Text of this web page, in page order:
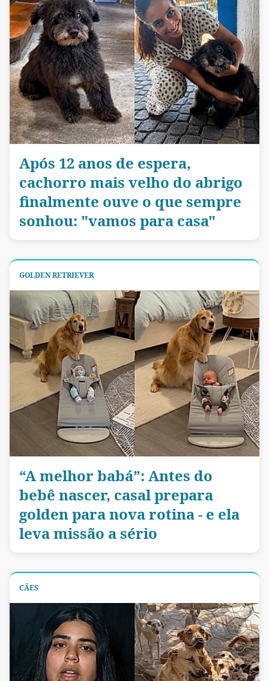
Após 12 anos de espera,
cachorro mais velho do abrigo
finalmente ouve o que sempre
sonhou: "vamos para casa"
GOLDEN RETRIEVER
“A melhor babá”: Antes do
bebê nascer, casal prepara
golden para nova rotina - e ela
leva missão a sério
CÃES